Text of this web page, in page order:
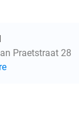
Praetstraat 28